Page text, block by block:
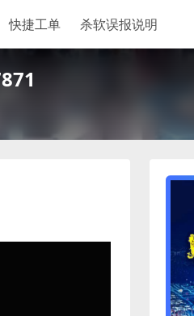
快捷工单 杀软误报说明